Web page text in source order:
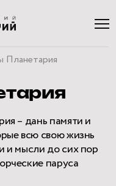
Планетария
– дань памяти и
всю свою жизнь
и мысли до сих пор
паруса